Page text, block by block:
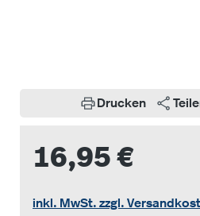
Drucken
16,95 €
inkl. MwSt. zzgl.